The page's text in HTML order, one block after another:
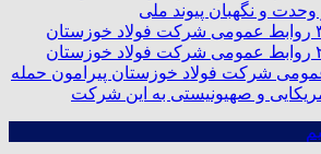
و نگهبان پیوند ملی
شرکت فولاد خوزستان پیرامون حمله
و صهیونیستی به این شرکت